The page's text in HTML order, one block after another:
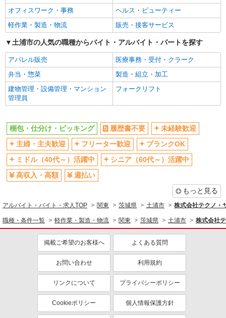
オフィスワーク・事務
ヘルス・ビューティー
軽作業・製造・物流
販売・接客サービス
土浦市の人気の職種からバイト・アルバイト・パートを探す
アパレル販売
医療事務・受付・クラーク
弁当・惣菜
製造・組立・加工
建物管理・設備管理・マンション
管理員
フォークリフト
梱包・仕分け・ピッキング 履歴書不要
未経験歓迎
主婦・主夫歓迎
フリーター歓迎
ブランクOK
ミドル（40代～）活躍中
シニア（60代～）活躍中
高収入・高額
週払い
もっと見る
アルバイト・バイト・求人TOP 関東 茨城県 土浦市 株式会社テクノ・
職種・条件一覧 軽作業・製造・物流 関東 茨城県 土浦市 株式会社
掲載ご希望のお客様へ よくある質問
お問い合わせ 利用規約
リンクについて プライバシーポリシー
Cookieポリシー 個人情報保護方針